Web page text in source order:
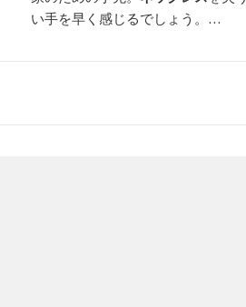
い手を早く感じるでしょう。…